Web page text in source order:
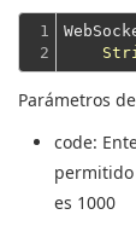
1
2
Parámetros
code:
permitido
es 1000